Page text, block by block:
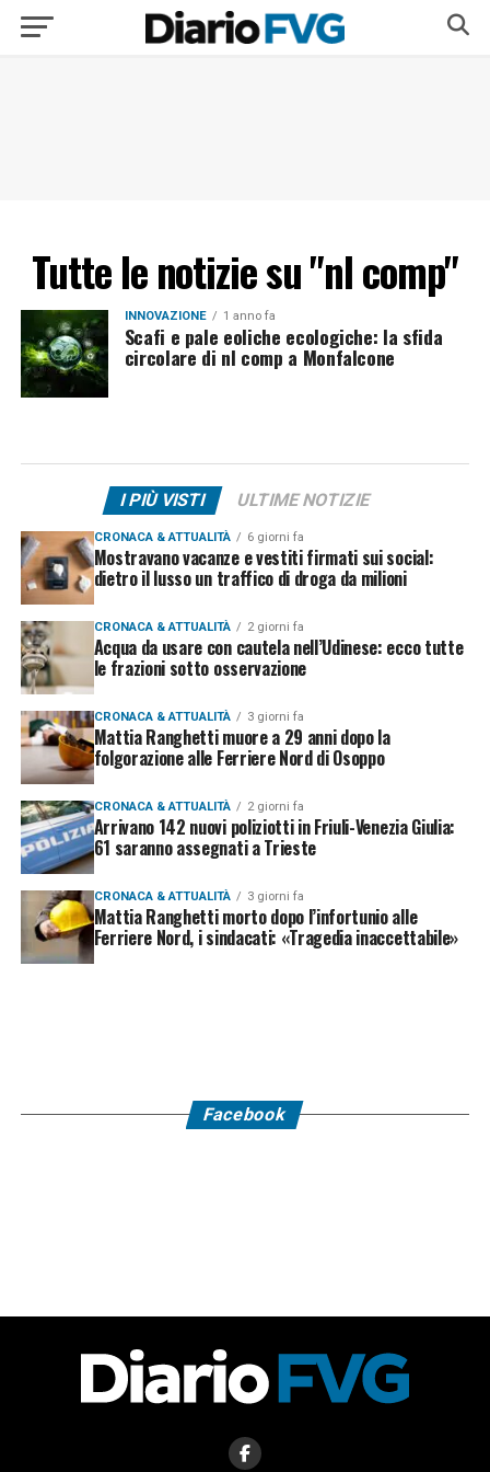
Tutte le notizie su "nl comp"
INNOVAZIONE 1 anno fa
Scafi e pale eoliche ecologiche: la sfida
circolare di nl comp a Monfalcone
I PIÙ VISTI ULTIME NOTIZIE
CRONACA & ATTUALITÀ 6 giorni fa
Mostravano vacanze e vestiti firmati sui social:
dietro il lusso un traffico di droga da milioni
CRONACA & ATTUALITÀ 2 giorni fa
Acqua da usare con cautela nell’Udinese: ecco tutte
le frazioni sotto osservazione
CRONACA & ATTUALITÀ 3 giorni fa
Mattia Ranghetti muore a 29 anni dopo la
folgorazione alle Ferriere Nord di Osoppo
CRONACA & ATTUALITÀ 2 giorni fa
Arrivano 142 nuovi poliziotti in Friuli-Venezia Giulia:
61 saranno assegnati a Trieste
CRONACA & ATTUALITÀ 3 giorni fa
Mattia Ranghetti morto dopo l’infortunio alle
Ferriere Nord, i sindacati: «Tragedia inaccettabile»
Facebook